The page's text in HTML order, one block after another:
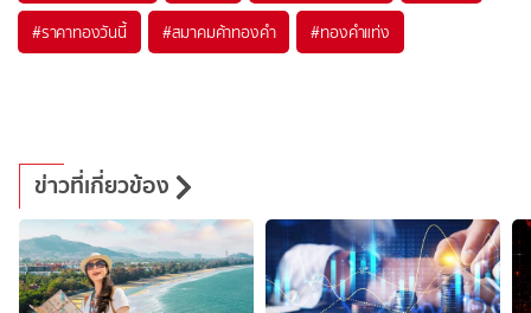
#ราคาทองวันนี้ #สมาคมค้าทองคำ #ทองคำแท่ง
ข่าวที่เกี่ยวข้อง